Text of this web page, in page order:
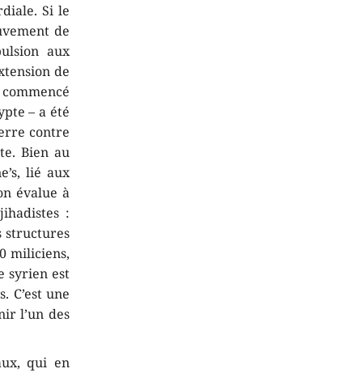
Si le
de
aux
de
– a été
contre
Bien au
lié aux
évalue à
:
structures
miliciens,
syrien est
une
l’un des
qui en